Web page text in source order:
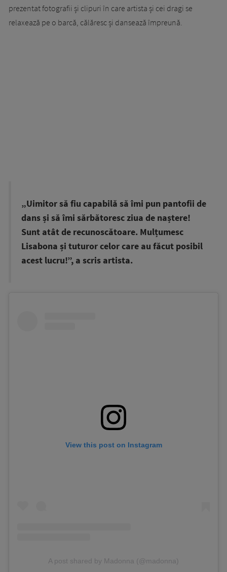
prezentat fotografii și clipuri în care artista și cei dragi se
relaxează pe o barcă, călăresc și dansează împreună.
„Uimitor să fiu capabilă să îmi pun pantofii de
dans și să îmi sărbătoresc ziua de naștere!
Sunt atât de recunoscătoare. Mulțumesc
Lisabona și tuturor celor care au făcut posibil
acest lucru!”, a scris artista.
View this post on Instagram
A post shared by Madonna (@madonna)